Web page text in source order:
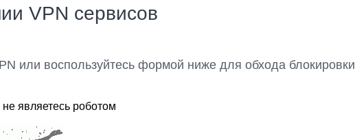
VPN сервисов
или воспользуйтесь формой ниже для обхода блокировки
являетесь роботом